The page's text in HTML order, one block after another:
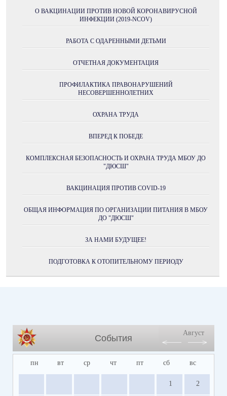
О ВАКЦИНАЦИИ ПРОТИВ НОВОЙ КОРОНАВИРУСНОЙ
ИНФЕКЦИИ (2019-NCOV)
РАБОТА С ОДАРЕННЫМИ ДЕТЬМИ
ОТЧЕТНАЯ ДОКУМЕНТАЦИЯ
ПРОФИЛАКТИКА ПРАВОНАРУШЕНИЙ
НЕСОВЕРШЕННОЛЕТНИХ
ОХРАНА ТРУДА
ВПЕРЕД К ПОБЕДЕ
КОМПЛЕКСНАЯ БЕЗОПАСНОСТЬ И ОХРАНА ТРУДА МБОУ ДО
"ДЮСШ"
ВАКЦИНАЦИЯ ПРОТИВ COVID-19
ОБЩАЯ ИНФОРМАЦИЯ ПО ОРГАНИЗАЦИИ ПИТАНИЯ В МБОУ
ДО "ДЮСШ"
ЗА НАМИ БУДУЩЕЕ!
ПОДГОТОВКА К ОТОПИТЕЛЬНОМУ ПЕРИОДУ
События
Август
пн вт ср чт пт сб вс
1 2